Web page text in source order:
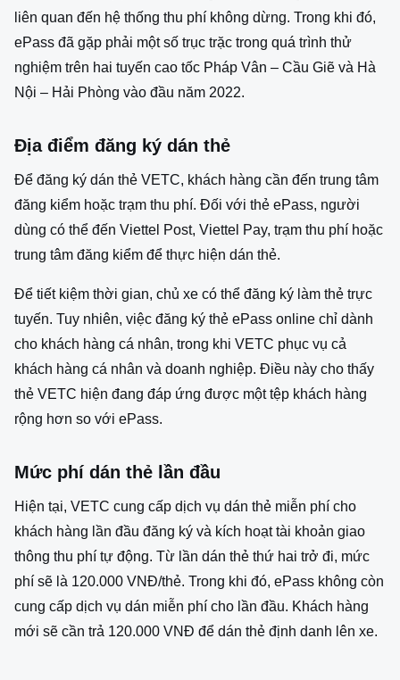
liên quan đến hệ thống thu phí không dừng. Trong khi đó,
ePass đã gặp phải một số trục trặc trong quá trình thử
nghiệm trên hai tuyến cao tốc Pháp Vân – Cầu Giẽ và Hà
Nội – Hải Phòng vào đầu năm 2022.
Địa điểm đăng ký dán thẻ
Để đăng ký dán thẻ VETC, khách hàng cần đến trung tâm
đăng kiểm hoặc trạm thu phí. Đối với thẻ ePass, người
dùng có thể đến Viettel Post, Viettel Pay, trạm thu phí hoặc
trung tâm đăng kiểm để thực hiện dán thẻ.
Để tiết kiệm thời gian, chủ xe có thể đăng ký làm thẻ trực
tuyến. Tuy nhiên, việc đăng ký thẻ ePass online chỉ dành
cho khách hàng cá nhân, trong khi VETC phục vụ cả
khách hàng cá nhân và doanh nghiệp. Điều này cho thấy
thẻ VETC hiện đang đáp ứng được một tệp khách hàng
rộng hơn so với ePass.
Mức phí dán thẻ lần đầu
Hiện tại, VETC cung cấp dịch vụ dán thẻ miễn phí cho
khách hàng lần đầu đăng ký và kích hoạt tài khoản giao
thông thu phí tự động. Từ lần dán thẻ thứ hai trở đi, mức
phí sẽ là 120.000 VNĐ/thẻ. Trong khi đó, ePass không còn
cung cấp dịch vụ dán miễn phí cho lần đầu. Khách hàng
mới sẽ cần trả 120.000 VNĐ để dán thẻ định danh lên xe.